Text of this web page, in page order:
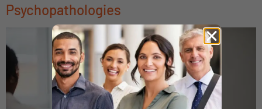
Psychopathologies